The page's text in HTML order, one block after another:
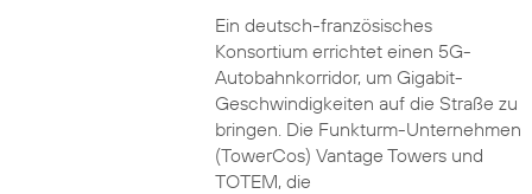
Ein deutsch-französisches
Konsortium errichtet einen 5G-
Autobahnkorridor, um Gigabit-
Geschwindigkeiten auf die Straße zu
bringen. Die Funkturm-Unternehmen
(TowerCos) Vantage Towers und
TOTEM, die